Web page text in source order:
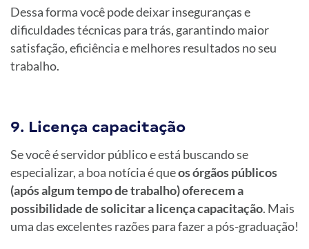
Dessa forma você pode deixar inseguranças e
dificuldades técnicas para trás, garantindo maior
satisfação, eficiência e melhores resultados no seu
trabalho.
9. Licença capacitação
Se você é servidor público e está buscando se
especializar, a boa notícia é queos órgãos públicos
(após algum tempo de trabalho) oferecem a
possibilidade de solicitar a licença capacitação. Mais
uma das excelentes razões para fazer a pós-graduação!